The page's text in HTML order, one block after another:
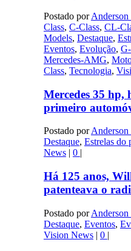
Postado porAnderson
Class, C-Class, CL-
Models, Destaque,
Eventos, Evolução,
Mercedes-AMG,
Class, Tecnologia,
Mercedes 35 hp,
primeiro
Postado porAnderson
Destaque, Estrelas do
News| 0 |
Há 125 anos,
patenteava o
Postado porAnderson
Destaque, Eventos,
Vision News| 0 |